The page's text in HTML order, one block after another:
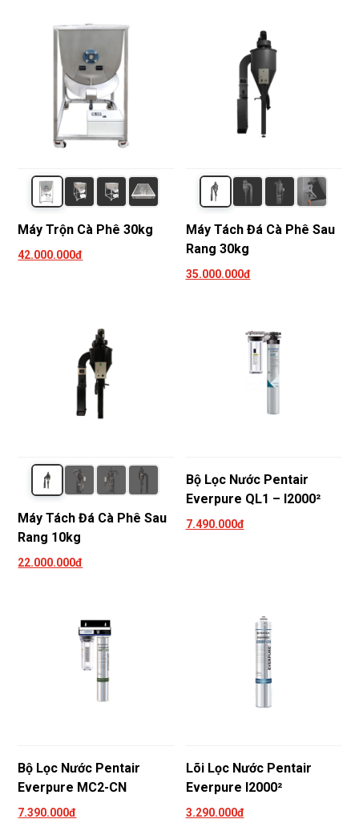
Máy Trộn Cà Phê 30kg
42.000.000đ
Máy Tách Đá Cà Phê Sau
Rang 30kg
35.000.000đ
Máy Tách Đá Cà Phê Sau
Rang 10kg
22.000.000đ
Bộ Lọc Nước Pentair
Everpure QL1 – I2000²
7.490.000đ
Bộ Lọc Nước Pentair
Everpure MC2-CN
7.390.000đ
Lõi Lọc Nước Pentair
Everpure I2000²
3.290.000đ